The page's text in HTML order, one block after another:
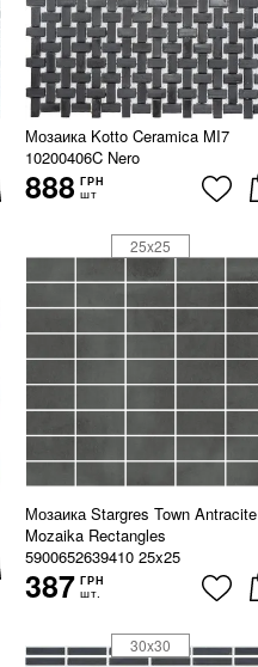
Мозаика Kotto Ceramica MI7
10200406C Nero
888 ГРН
шт
Мозаика Stargres Town Antracite
Mozaika Rectangles
5900652639410 25x25
387 ГРН
шт.
25x25
30x30